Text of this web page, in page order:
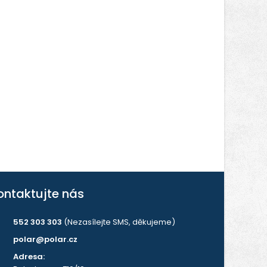
nás
552 303 303 (Nezasílejte SMS, děkujeme)
polar@polar.cz
Adresa: